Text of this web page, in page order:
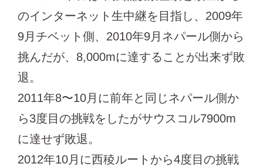
のインターネット生中継を目指し、2009年
9月チベット側、2010年9月ネパール側から
挑んだが、8,000mに達することが出来ず敗
退。
2011年8〜10月に前年と同じネパール側か
ら3度目の挑戦をしたがサウスコル7900m
に達せず敗退。
2012年10月に西稜ルートから4度目の挑戦